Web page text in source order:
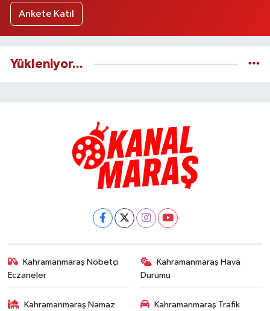
Ankete Katıl
Yükleniyor...
Kahramanmaraş Nöbetçi
Eczaneler
Kahramanmaraş Hava
Durumu
Kahramanmaraş Namaz
Kahramanmaraş Trafik